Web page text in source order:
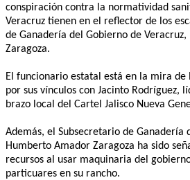
conspiración contra la normatividad
Veracruz tienen en el reflector de los
de Ganadería del Gobierno de
Zaragoza.
El funcionario estatal está en la mira de
por sus vínculos con Jacinto Rodríguez,
brazo local del Cartel Jalisco Nueva
Además, el Subsecretario de Ganadería
Humberto Amador Zaragoza ha sido
recursos al usar maquinaria del
particuares en su rancho.